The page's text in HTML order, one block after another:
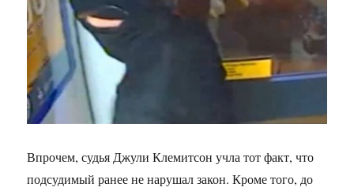
Впрочем, судья Джули Клемитсон учла тот факт, что
подсудимый ранее не нарушал закон. Кроме того, до